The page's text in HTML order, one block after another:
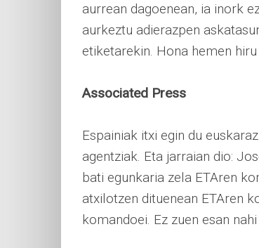
aurrean dagoenean, ia inork
aurkeztu adierazpen
etiketarekin. Hona hemen hiru
Associated Press
Espainiak itxi egin du
agentziak. Eta jarraian dio:
bati egunkaria zela ETAren
atxilotzen dituenean ETAren
komandoei. Ez zuen esan nahi